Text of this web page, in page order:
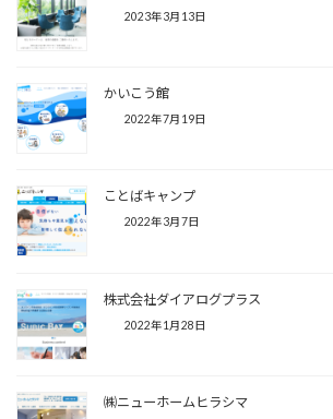
2023年3月13日
かいこう館
2022年7月19日
ことばキャンプ
2022年3月7日
株式会社ダイアログプラス
2022年1月28日
㈱ニューホームヒラシマ